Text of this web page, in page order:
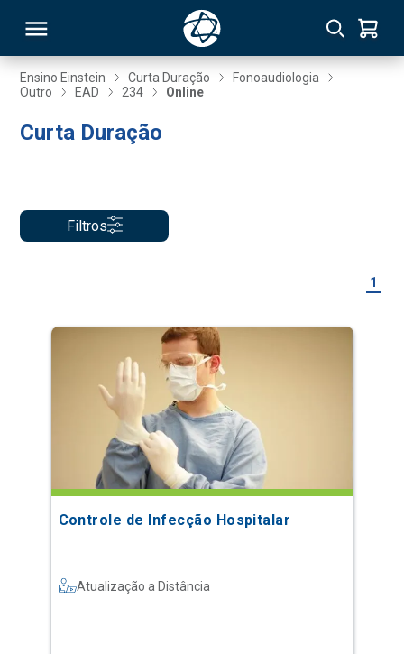
Ensino Einstein Curta Duração
Fonoaudiologia
Outro
EAD 234 Online
Curta Duração
Filtros
1
Controle de Infecção Hospitalar
Atualização a Distância